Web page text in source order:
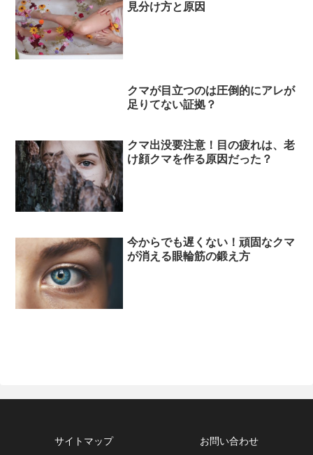
見分け方と原因
クマが目立つのは圧倒的にアレが
足りてない証拠？
クマ出没要注意！目の疲れは、老
け顔クマを作る原因だった？
今からでも遅くない！頑固なクマ
が消える眼輪筋の鍛え方
サイトマップ お問い合わせ